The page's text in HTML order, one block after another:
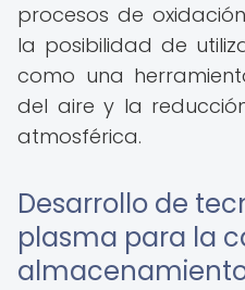
procesos de
la posibilidad de
como una
del aire y la
atmosférica.
Desarrollo de
plasma para la